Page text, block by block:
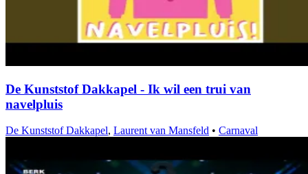
De Kunststof Dakkapel - Ik wil een trui van
navelpluis
De Kunststof Dakkapel, Laurent van Mansfeld • Carnaval